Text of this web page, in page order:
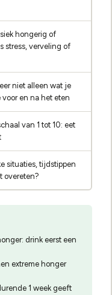
hongerig of
stress, verveling of
niet alleen wat je
voor en na het eten
van 1 tot 10: eet
situaties, tijdstippen
overeten?
drink eerst een
extreme honger
1 week geeft